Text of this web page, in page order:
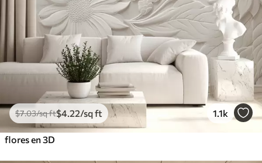
$7.03/sq ft$4 .22/sq ft 1.1k
flores en 3D